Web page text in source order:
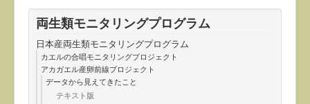
両生類モニタリングプログラム
日本産両生類モニタリングプログラム
カエルの合唱モニタリングプロジェクト
アカガエル産卵前線プロジェクト
データから見えてきたこと
テキスト版